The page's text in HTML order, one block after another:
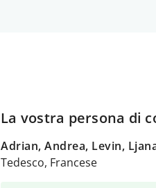
La vostra persona di
Adrian, Andrea, Levin,
Tedesco, Francese